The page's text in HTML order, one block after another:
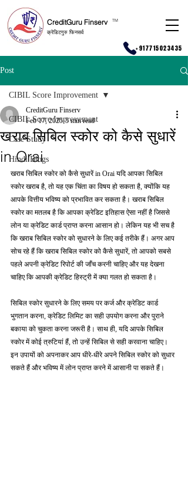
CreditGuru Finserv
क्रेडिटगुरु फिनसर्व
TM
+917715023435
Post
CIBIL Score Improvement
Case Study
Hindi Blogs
CIBIL Score Improvement
खराब सिबिल स्कोर को कैसे सुधारें
in Orai
CreditGuru Finserv
Feb 17, 2025 5 min read
खराब सिबिल स्कोर को कैसे सुधारें in Orai यदि आपका सिबिल
स्कोर खराब है, तो यह एक चिंता का विषय हो सकता है, क्योंकि यह
आपके वित्तीय भविष्य को प्रभावित कर सकता है। खराब सिबिल
स्कोर का मतलब है कि आपका क्रेडिट इतिहास ऐसा नहीं है जिससे
लोन या क्रेडिट कार्ड प्राप्त करना आसान हो। लेकिन यह भी सच है
कि खराब सिबिल स्कोर को सुधारने के लिए कई तरीके हैं। अगर आप
सोच रहे हैं कि खराब सिबिल स्कोर को कैसे सुधारें, तो आपको सबसे
पहले अपनी क्रेडिट रिपोर्ट की जाँच करनी चाहिए और यह देखना
चाहिए कि आपकी क्रेडिट हिस्ट्री में क्या गलत हो सकता है।
सिबिल स्कोर सुधारने के लिए समय पर कर्ज और क्रेडिट कार्ड
भुगतान करना, क्रेडिट लिमिट का सही उपयोग करना और पुराने
बकाया को चुकता करना जरूरी है। साथ ही, यदि आपके सिबिल
स्कोर में कोई त्रुटियां हैं, तो उन्हें सिबिल से सही करवाना चाहिए।
इन उपायों को अपनाकर आप धीरे-धीरे अपने सिबिल स्कोर को सुधार
सकते हैं और भविष्य में लोन प्राप्त करने में आसानी पा सकते हैं।